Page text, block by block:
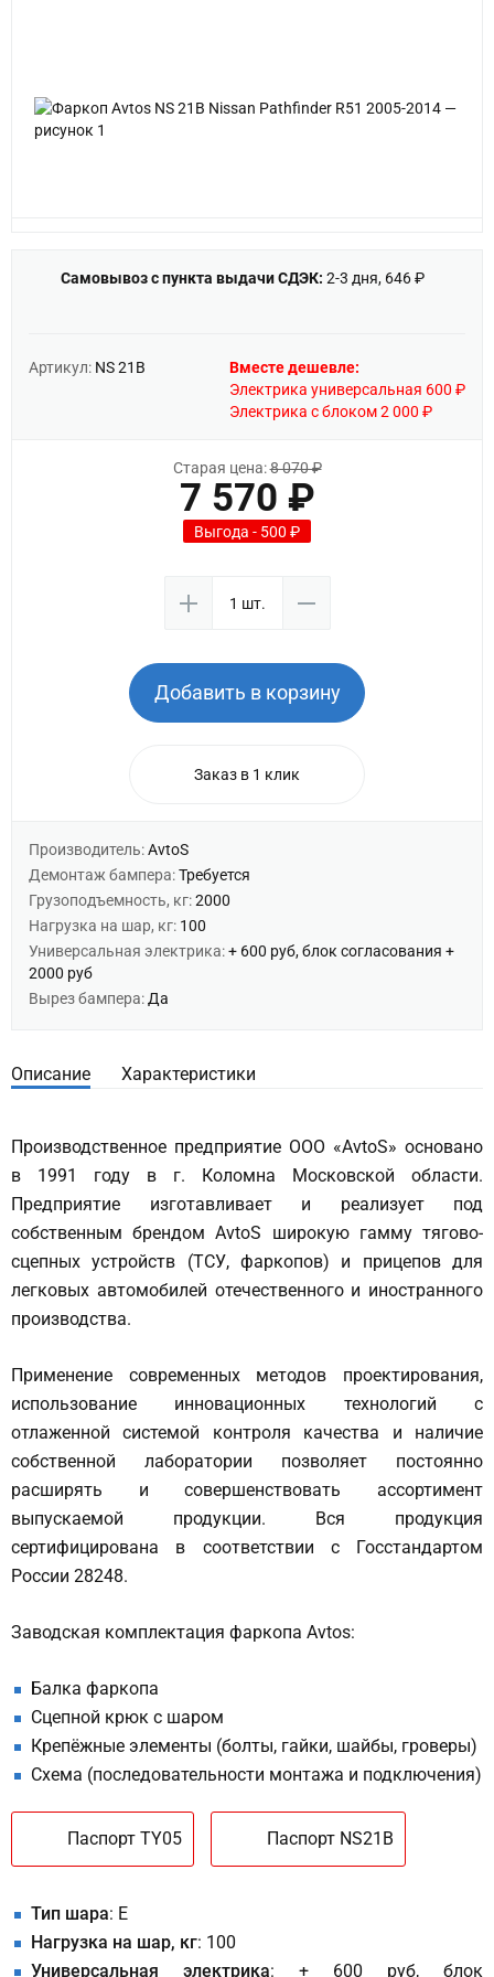
Самовывоз с пункта выдачи СДЭК: 2-3 дня, 646 ₽
Артикул: NS 21B
Вместе дешевле:
Электрика универсальная 600 ₽
Электрика с блоком 2 000 ₽
Старая цена:8 070 ₽
7 570 ₽
Выгода - 500 ₽
Добавить в корзину
Заказ в 1 клик
Производитель:AvtoS
Демонтаж бампера:Требуется
Грузоподъемность, кг:2000
Нагрузка на шар, кг: 100
Универсальная электрика:+ 600 руб, блок согласования +
2000 руб
Вырез бампера: Да
Описание Характеристики
Производственное предприятие ООО «AvtoS» основано
в 1991 году в г. Коломна Московской области.
Предприятие изготавливает и реализует под
собственным брендом AvtoS широкую гамму тягово-
сцепных устройств (ТСУ, фаркопов) и прицепов для
легковых автомобилей отечественного и иностранного
производства.
Применение современных методов проектирования,
использование инновационных технологий с
отлаженной системой контроля качества и наличие
собственной лаборатории позволяет постоянно
расширять и совершенствовать ассортимент
выпускаемой продукции. Вся продукция
сертифицирована в соответствии с Госстандартом
России 28248.
Заводская комплектация фаркопа Avtos:
Балка фаркопа
Сцепной крюк с шаром
Крепёжные элементы (болты, гайки, шайбы, гроверы)
Схема (последовательности монтажа и подключения)
Паспорт TY05 Паспорт NS21B
Тип шара: E
Нагрузка на шар, кг: 100
Универсальная электрика: + 600 руб, блок